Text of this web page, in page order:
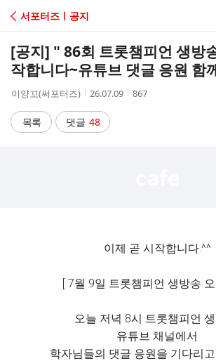
C
A
서포터즈ㅣ공지
[공지] " 86회 트롯챔피언 생방
작합니다~유튜브 댓글 응원 함
작
자
이양꼬(써포터즈)
작
시
간
26.07.09
조
867
목록 댓글 48
이제 곧 시작합니다.^^
[ 7월 9일 트롯챔피언 생방송
오늘 저녁 8시 트롯챔피언
유튜브 채널에서
학자님들의 댓글 응원을 기다리